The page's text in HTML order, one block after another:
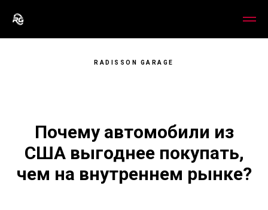
RADISSON GARAGE
Почему автомобили из
США выгоднее покупать,
чем на внутреннем рынке?